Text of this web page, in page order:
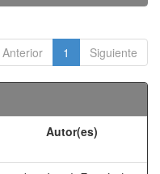
Anterior 1 Siguiente
Autor(es)